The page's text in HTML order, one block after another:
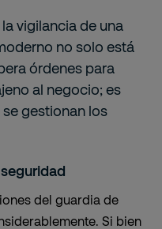
vigilancia de una
no solo está
órdenes para
al negocio; es
gestionan los
del guardia de
Si bien